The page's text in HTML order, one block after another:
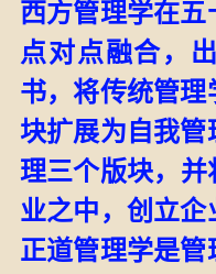
西方管理学在
点对点融合，
书，将传统管
块扩展为自我管
理三个版块， 并
业之中，创立企
正道管理学是